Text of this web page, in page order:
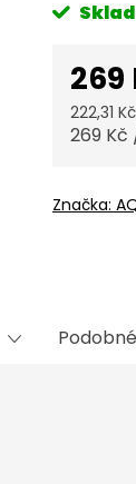
269
222,31
Měrná
269 Kč
Značka: